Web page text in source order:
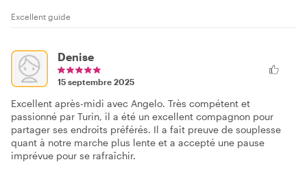
Excellent guide
Denise
15 septembre 2025
Excellent après-midi avec Angelo. Très compétent et
passionné par Turin, il a été un excellent compagnon pour
partager ses endroits préférés. Il a fait preuve de souplesse
quant à notre marche plus lente et a accepté une pause
imprévue pour se rafraîchir.